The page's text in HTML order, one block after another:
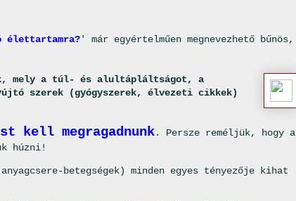
élettartamra?' már egyértelműen megnevezhető bűnös,
mely a túl- és alultápláltságot, a
szerek (gyógyszerek, élvezeti cikkek)
kell megragadnunk. Persze reméljük, hogy a
húzni!
betegségek) minden egyes tényezője kihat